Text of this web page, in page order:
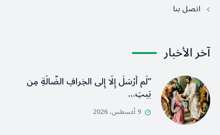
اتصل بنا
آخر الأخبار
“لَم أُرْسَلْ إِلَّا إِلى الخِرافِ الضَّالَّةِ مِن
بَيتِ…
9 أغسطس، 2026